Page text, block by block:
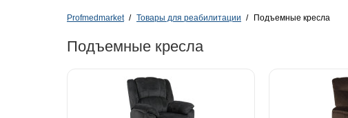
Profmedmarket Товары для реабилитации Подъемные кресла
Подъемные кресла